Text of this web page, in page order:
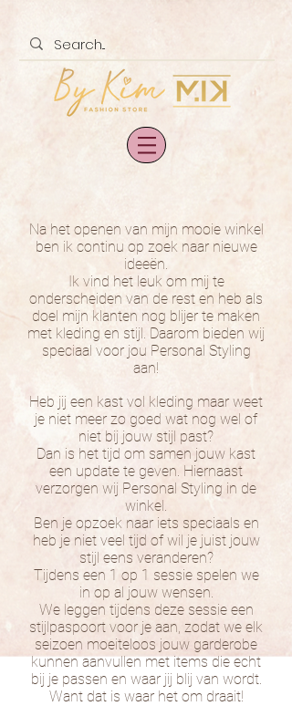
Na het openen van mijn mooie winkel
ben ik continu op zoek naar nieuwe
ideeën.
Ik vind het leuk om mij te
onderscheiden van de rest en heb als
doel mijn klanten nog blijer te maken
met kleding en stijl. Daarom bieden wij
speciaal voor jou Personal Styling
aan!
Heb jij een kast vol kleding maar weet
je niet meer zo goed wat nog wel of
niet bij jouw stijl past?
Dan is het tijd om samen jouw kast
een update te geven. Hiernaast
verzorgen wij Personal Styling in de
winkel.
Ben je opzoek naar iets speciaals en
heb je niet veel tijd of wil je juist jouw
stijl eens veranderen?
Tijdens een 1 op 1 sessie spelen we
in op al jouw wensen.
We leggen tijdens deze sessie een
stijlpaspoort voor je aan, zodat we elk
seizoen moeiteloos jouw garderobe
kunnen aanvullen met items die echt
bij je passen en waar jij blij van wordt.
Want dat is waar het om draait!